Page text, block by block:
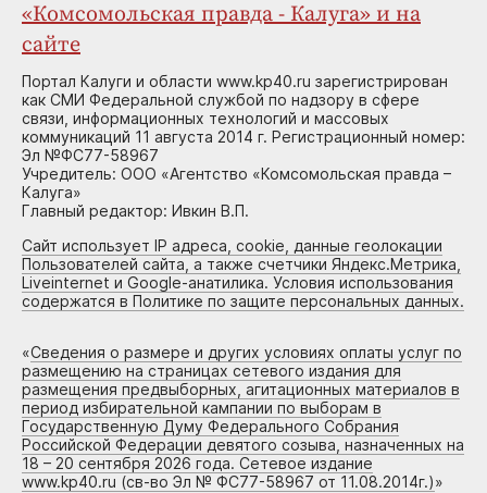
«Комсомольская правда - Калуга» и на
сайте
Портал Калуги и области www.kp40.ru зарегистрирован
как СМИ Федеральной службой по надзору в сфере
связи, информационных технологий и массовых
коммуникаций 11 августа 2014 г. Регистрационный номер:
Эл №ФС77-58967
Учредитель: ООО «Агентство «Комсомольская правда –
Калуга»
Главный редактор: Ивкин В.П.
Сайт использует IP адреса, cookie, данные геолокации
Пользователей сайта, а также счетчики Яндекс.Метрика,
Liveinternet и Google-анатилика. Условия использования
содержатся в Политике по защите персональных данных.
«Сведения о размере и других условиях оплаты услуг по
размещению на страницах сетевого издания для
размещения предвыборных, агитационных материалов в
период избирательной кампании по выборам в
Государственную Думу Федерального Собрания
Российской Федерации девятого созыва, назначенных на
18 – 20 сентября 2026 года. Сетевое издание
www.kp40.ru (св-во Эл № ФС77-58967 от 11.08.2014г.)»